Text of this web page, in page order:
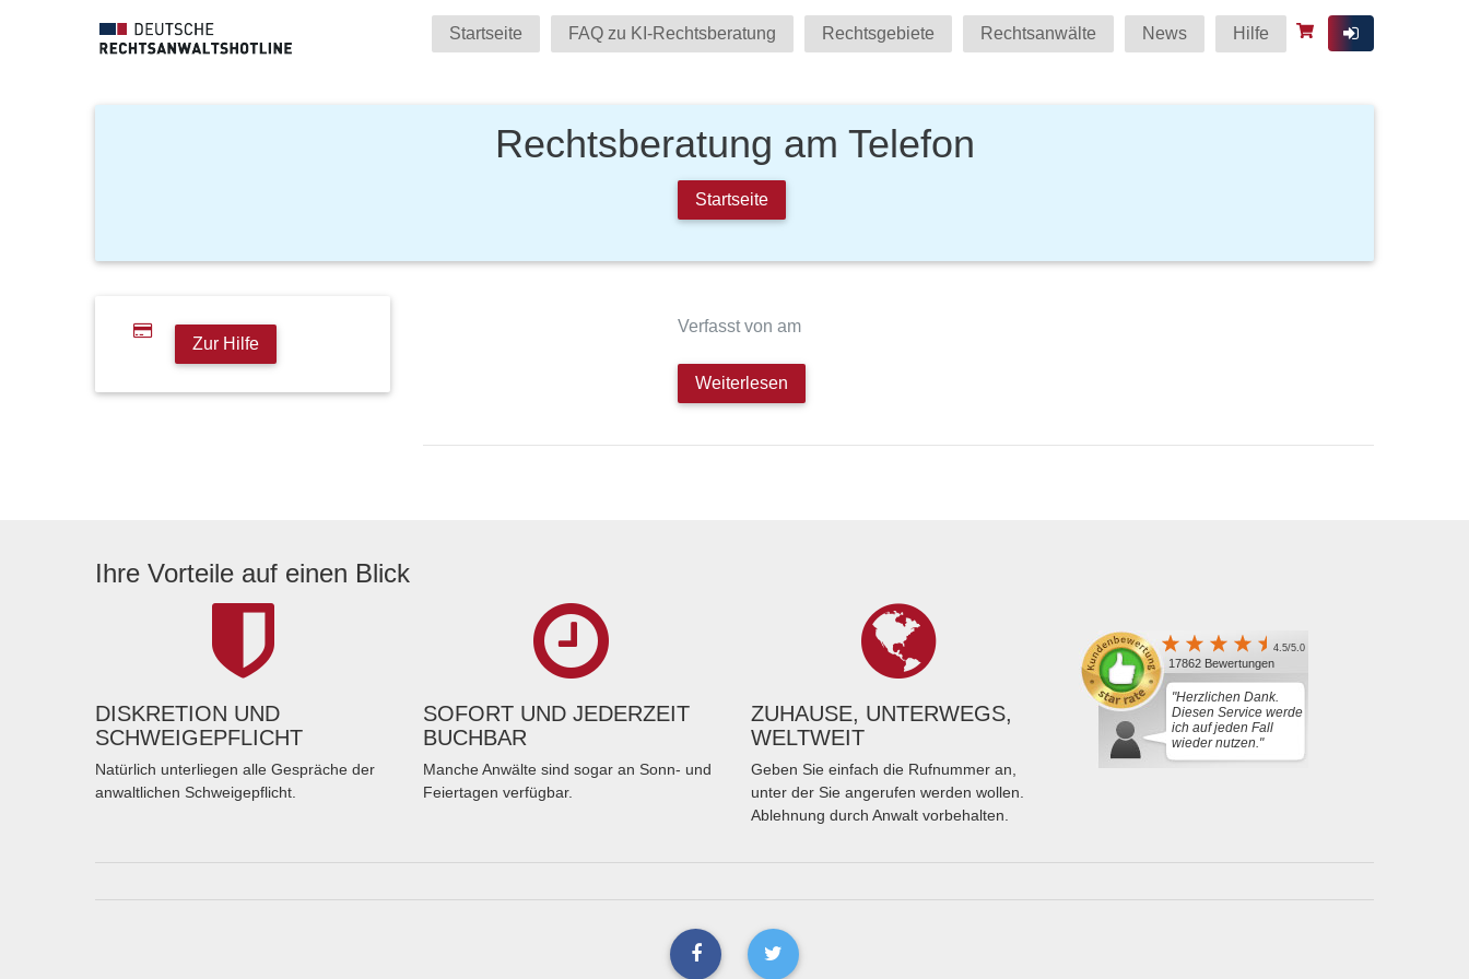
Startseite FAQ zu KI-Rechtsberatung Rechtsgebiete Rechtsanwälte News Hilfe
Rechtsberatung am Telefon
Startseite
Zur Hilfe
Verfasst von am
Weiterlesen
Ihre Vorteile auf einen Blick
DISKRETION UND
SCHWEIGEPFLICHT
Natürlich unterliegen alle Gespräche der
anwaltlichen Schweigepflicht.
SOFORT UND JEDERZEIT
BUCHBAR
Manche Anwälte sind sogar an Sonn- und
Feiertagen verfügbar.
ZUHAUSE, UNTERWEGS,
WELTWEIT
Geben Sie einfach die Rufnummer an,
unter der Sie angerufen werden wollen.
Ablehnung durch Anwalt vorbehalten.
4.5/5.0
17862 Bewertungen
"Herzlichen Dank.
Diesen Service werde
ich auf jeden Fall
wieder nutzen."